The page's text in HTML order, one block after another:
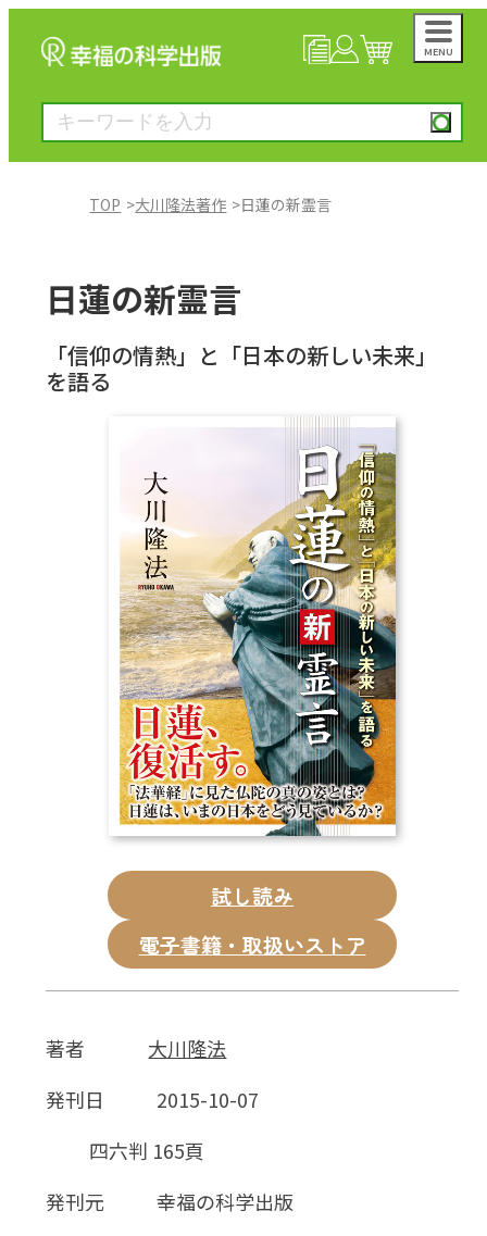
MENU
絵本
CD
DVD・ブルーレイ
雑貨
外国語
TOP 大川隆法著作 日蓮の新霊言
日蓮の新霊言
「信仰の情熱」と「日本の新しい未来」
を語る
試し読み
電子書籍・取扱いストア
著者
大川隆法
発刊日
2015-10-07
四六判 165頁
発刊元
幸福の科学出版